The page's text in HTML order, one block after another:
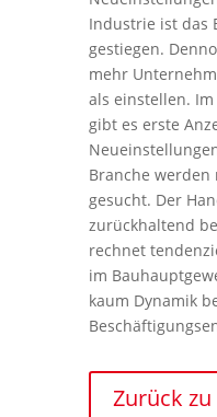
Industrie ist das
gestiegen.
mehr
als einstellen.
gibt es erste
Branche
gesucht. Der
zurückhaltend
rechnet
im
kaum Dynamik
Zurück